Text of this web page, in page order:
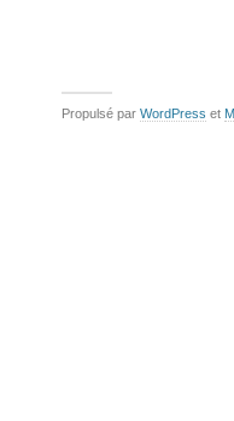
Propulsé par WordPress et